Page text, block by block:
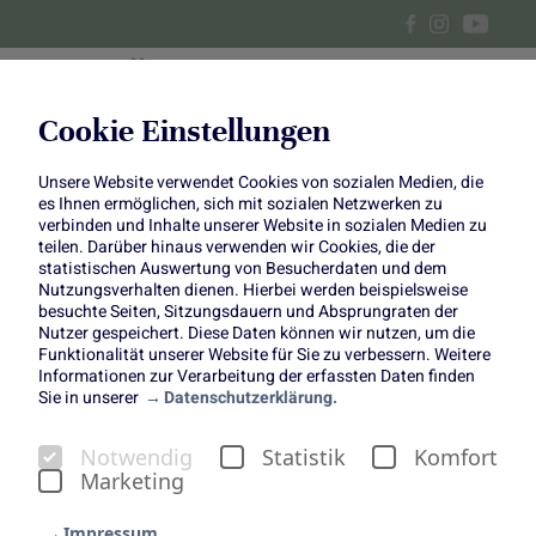
Cookie Einstellungen
Unsere Website verwendet Cookies von sozialen Medien, die
es Ihnen ermöglichen, sich mit sozialen Netzwerken zu
verbinden und Inhalte unserer Website in sozialen Medien zu
teilen. Darüber hinaus verwenden wir Cookies, die der
statistischen Auswertung von Besucherdaten und dem
Nutzungsverhalten dienen. Hierbei werden beispielsweise
besuchte Seiten, Sitzungsdauern und Absprungraten der
Nutzer gespeichert. Diese Daten können wir nutzen, um die
Funktionalität unserer Website für Sie zu verbessern. Weitere
Informationen zur Verarbeitung der erfassten Daten finden
Sie in unserer
Datenschutzerklärung.
Notwendig Statistik
Komfort
Marketing
Herbsttisch-Deko:
Serviettenringe aus Erika
Deko: Serviettenringe aus